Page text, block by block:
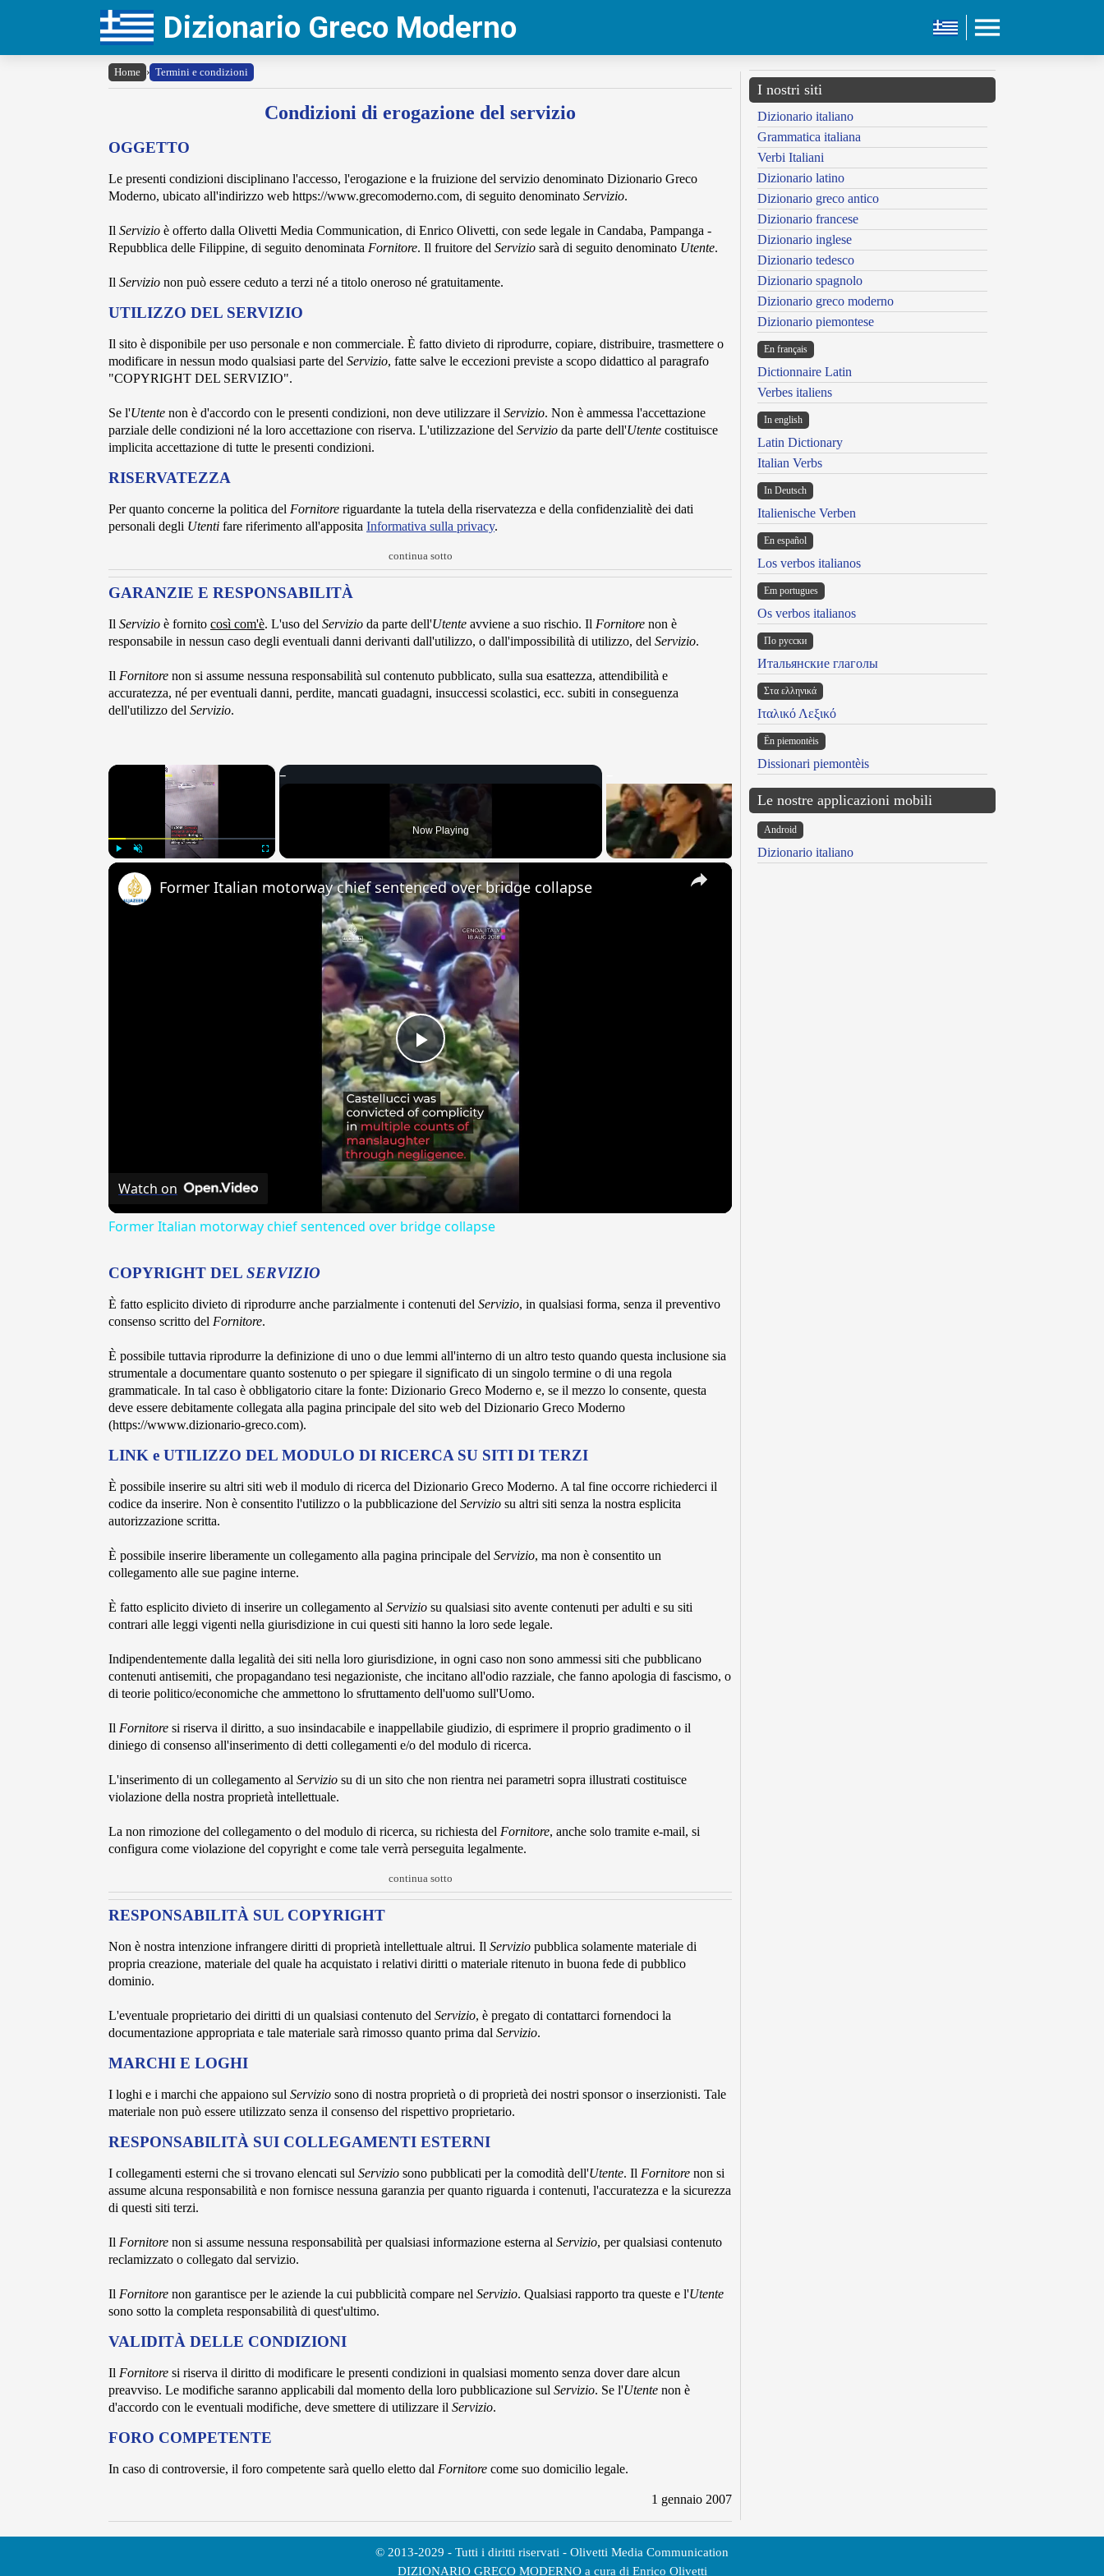
Dizionario Greco Moderno
Home › Termini e condizioni
Condizioni di erogazione del servizio
OGGETTO
Le presenti condizioni disciplinano l'accesso, l'erogazione e la fruizione del servizio denominato Dizionario Greco
Moderno, ubicato all'indirizzo web https://www.grecomoderno.com, di seguito denominato Servizio.
Il Servizio è offerto dalla Olivetti Media Communication, di Enrico Olivetti, con sede legale in Candaba, Pampanga -
Repubblica delle Filippine, di seguito denominata Fornitore. Il fruitore del Servizio sarà di seguito denominato Utente.
Il Servizio non può essere ceduto a terzi né a titolo oneroso né gratuitamente.
UTILIZZO DEL SERVIZIO
Il sito è disponibile per uso personale e non commerciale. È fatto divieto di riprodurre, copiare, distribuire, trasmettere o
modificare in nessun modo qualsiasi parte del Servizio, fatte salve le eccezioni previste a scopo didattico al paragrafo
"COPYRIGHT DEL SERVIZIO".
Se l'Utente non è d'accordo con le presenti condizioni, non deve utilizzare il Servizio. Non è ammessa l'accettazione
parziale delle condizioni né la loro accettazione con riserva. L'utilizzazione del Servizio da parte dell'Utente costituisce
implicita accettazione di tutte le presenti condizioni.
RISERVATEZZA
Per quanto concerne la politica del Fornitore riguardante la tutela della riservatezza e della confidenzialitè dei dati
personali degli Utenti fare riferimento all'apposita Informativa sulla privacy.
continua sotto
GARANZIE E RESPONSABILITÀ
Il Servizio è fornito così com'è. L'uso del Servizio da parte dell'Utente avviene a suo rischio. Il Fornitore non è
responsabile in nessun caso degli eventuali danni derivanti dall'utilizzo, o dall'impossibilità di utilizzo, del Servizio.
Il Fornitore non si assume nessuna responsabilità sul contenuto pubblicato, sulla sua esattezza, attendibilità e
accuratezza, né per eventuali danni, perdite, mancati guadagni, insuccessi scolastici, ecc. subiti in conseguenza
dell'utilizzo del Servizio.
×
Now Playing
×
Play
Video
Former Italian motorway chief sentenced over bridge collapse
Watch on
Former Italian motorway chief sentenced over bridge collapse
COPYRIGHT DEL SERVIZIO
È fatto esplicito divieto di riprodurre anche parzialmente i contenuti del Servizio, in qualsiasi forma, senza il preventivo
consenso scritto del Fornitore.
È possibile tuttavia riprodurre la definizione di uno o due lemmi all'interno di un altro testo quando questa inclusione sia
strumentale a documentare quanto sostenuto o per spiegare il significato di un singolo termine o di una regola
grammaticale. In tal caso è obbligatorio citare la fonte: Dizionario Greco Moderno e, se il mezzo lo consente, questa
deve essere debitamente collegata alla pagina principale del sito web del Dizionario Greco Moderno
(https://wwww.dizionario-greco.com).
LINK e UTILIZZO DEL MODULO DI RICERCA SU SITI DI TERZI
È possibile inserire su altri siti web il modulo di ricerca del Dizionario Greco Moderno. A tal fine occorre richiederci il
codice da inserire. Non è consentito l'utilizzo o la pubblicazione del Servizio su altri siti senza la nostra esplicita
autorizzazione scritta.
È possibile inserire liberamente un collegamento alla pagina principale del Servizio, ma non è consentito un
collegamento alle sue pagine interne.
È fatto esplicito divieto di inserire un collegamento al Servizio su qualsiasi sito avente contenuti per adulti e su siti
contrari alle leggi vigenti nella giurisdizione in cui questi siti hanno la loro sede legale.
Indipendentemente dalla legalità dei siti nella loro giurisdizione, in ogni caso non sono ammessi siti che pubblicano
contenuti antisemiti, che propagandano tesi negazioniste, che incitano all'odio razziale, che fanno apologia di fascismo, o
di teorie politico/economiche che ammettono lo sfruttamento dell'uomo sull'Uomo.
Il Fornitore si riserva il diritto, a suo insindacabile e inappellabile giudizio, di esprimere il proprio gradimento o il
diniego di consenso all'inserimento di detti collegamenti e/o del modulo di ricerca.
L'inserimento di un collegamento al Servizio su di un sito che non rientra nei parametri sopra illustrati costituisce
violazione della nostra proprietà intellettuale.
La non rimozione del collegamento o del modulo di ricerca, su richiesta del Fornitore, anche solo tramite e-mail, si
configura come violazione del copyright e come tale verrà perseguita legalmente.
continua sotto
RESPONSABILITÀ SUL COPYRIGHT
Non è nostra intenzione infrangere diritti di proprietà intellettuale altrui. Il Servizio pubblica solamente materiale di
propria creazione, materiale del quale ha acquistato i relativi diritti o materiale ritenuto in buona fede di pubblico
dominio.
L'eventuale proprietario dei diritti di un qualsiasi contenuto del Servizio, è pregato di contattarci fornendoci la
documentazione appropriata e tale materiale sarà rimosso quanto prima dal Servizio.
MARCHI E LOGHI
I loghi e i marchi che appaiono sul Servizio sono di nostra proprietà o di proprietà dei nostri sponsor o inserzionisti. Tale
materiale non può essere utilizzato senza il consenso del rispettivo proprietario.
RESPONSABILITÀ SUI COLLEGAMENTI ESTERNI
I collegamenti esterni che si trovano elencati sul Servizio sono pubblicati per la comodità dell'Utente. Il Fornitore non si
assume alcuna responsabilità e non fornisce nessuna garanzia per quanto riguarda i contenuti, l'accuratezza e la sicurezza
di questi siti terzi.
Il Fornitore non si assume nessuna responsabilità per qualsiasi informazione esterna al Servizio, per qualsiasi contenuto
reclamizzato o collegato dal servizio.
Il Fornitore non garantisce per le aziende la cui pubblicità compare nel Servizio. Qualsiasi rapporto tra queste e l'Utente
sono sotto la completa responsabilità di quest'ultimo.
VALIDITÀ DELLE CONDIZIONI
Il Fornitore si riserva il diritto di modificare le presenti condizioni in qualsiasi momento senza dover dare alcun
preavviso. Le modifiche saranno applicabili dal momento della loro pubblicazione sul Servizio. Se l'Utente non è
d'accordo con le eventuali modifiche, deve smettere di utilizzare il Servizio.
FORO COMPETENTE
In caso di controversie, il foro competente sarà quello eletto dal Fornitore come suo domicilio legale.
1 gennaio 2007
I nostri siti
Dizionario italiano
Grammatica italiana
Verbi Italiani
Dizionario latino
Dizionario greco antico
Dizionario francese
Dizionario inglese
Dizionario tedesco
Dizionario spagnolo
Dizionario greco moderno
Dizionario piemontese
En français
Dictionnaire Latin
Verbes italiens
In english
Latin Dictionary
Italian Verbs
In Deutsch
Italienische Verben
En español
Los verbos italianos
Em portugues
Os verbos italianos
По русски
Итальянские глаголы
Στα ελληνικά
Ιταλικό Λεξικό
Ën piemontèis
Dissionari piemontèis
Le nostre applicazioni mobili
Android
Dizionario italiano
© 2013-2029 - Tutti i diritti riservati - Olivetti Media Communication
DIZIONARIO GRECO MODERNO a cura di Enrico Olivetti